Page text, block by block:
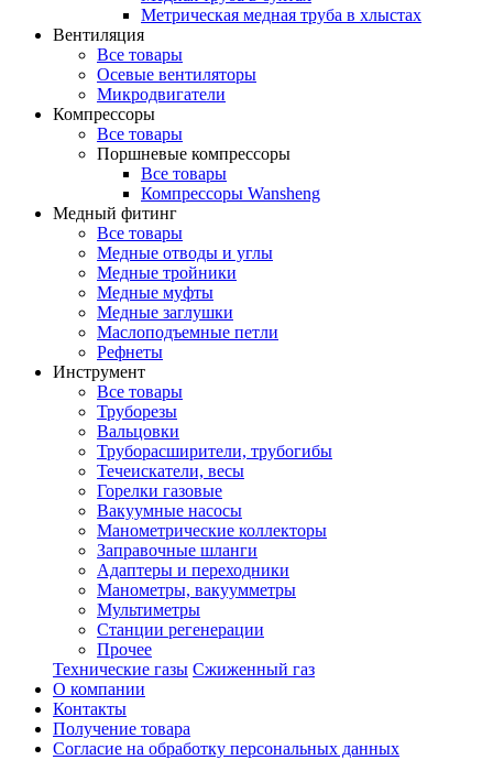
Метрическая медная труба в хлыстах
Вентиляция
Все товары
Осевые вентиляторы
Микродвигатели
Компрессоры
Все товары
Поршневые компрессоры
Все товары
Компрессоры Wansheng
Медный фитинг
Все товары
Медные отводы и углы
Медные тройники
Медные муфты
Медные заглушки
Маслоподъемные петли
Рефнеты
Инструмент
Все товары
Труборезы
Вальцовки
Труборасширители, трубогибы
Течеискатели, весы
Горелки газовые
Вакуумные насосы
Манометрические коллекторы
Заправочные шланги
Адаптеры и переходники
Манометры, вакуумметры
Мультиметры
Станции регенерации
Прочее
Технические газы Сжиженный газ
О компании
Контакты
Получение товара
Согласие на обработку персональных данных